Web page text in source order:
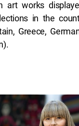
art works
in the
Greece,